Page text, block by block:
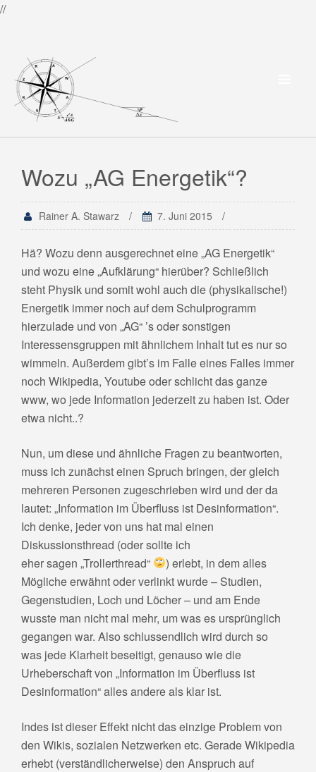
//
Wozu „AG Energetik“?
Rainer A. Stawarz 7. Juni 2015
Hä? Wozu denn ausgerechnet eine „AG Energetik“
und wozu eine „Aufklärung“ hierüber? Schließlich
steht Physik und somit wohl auch die (physikalische!)
Energetik immer noch auf dem Schulprogramm
hierzulade und von „AG“ ’s oder sonstigen
Interessensgruppen mit ähnlichem Inhalt tut es nur so
wimmeln. Außerdem gibt’s im Falle eines Falles immer
noch Wikipedia, Youtube oder schlicht das ganze
www, wo jede Information jederzeit zu haben ist. Oder
etwa nicht..?
Nun, um diese und ähnliche Fragen zu beantworten,
muss ich zunächst einen Spruch bringen, der gleich
mehreren Personen zugeschrieben wird und der da
lautet: „Information im Überfluss ist Desinformation“.
Ich denke, jeder von uns hat mal einen
Diskussionsthread (oder sollte ich
eher sagen „Trollerthread“
) erlebt, in dem alles
Mögliche erwähnt oder verlinkt wurde – Studien,
Gegenstudien, Loch und Löcher – und am Ende
wusste man nicht mal mehr, um was es ursprünglich
gegangen war. Also schlussendlich wird durch so
was jede Klarheit beseitigt, genauso wie die
Urheberschaft von „Information im Überfluss ist
Desinformation“ alles andere als klar ist.
Indes ist dieser Effekt nicht das einzige Problem von
den Wikis, sozialen Netzwerken etc. Gerade Wikipedia
erhebt (verständlicherweise) den Anspruch auf